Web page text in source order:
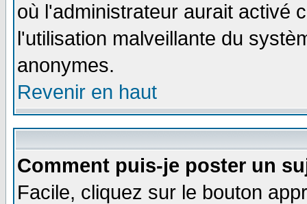
où l'administrateur aurait activé
l'utilisation malveillante du
anonymes.
Revenir en haut
Comment puis-je poster un
Facile, cliquez sur le bouton